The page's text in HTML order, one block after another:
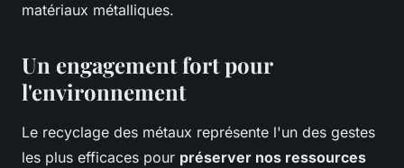
matériaux métalliques.
Un engagement fort pour
l'environnement
Le recyclage des métaux représente l'un des gestes
les plus efficaces pour préserver nos ressources